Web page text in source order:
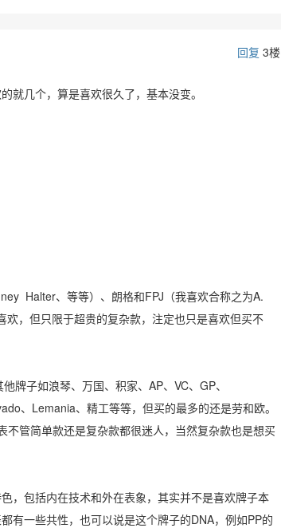
回复 3楼
就几个，算是喜欢很久了，基本没变。
Halter、等等）、朗格和FPJ（我喜欢合称之为A.
，但只限于超贵的复杂款，注定也只是喜欢但买不
牌子如浪琴、万国、积家、AP、VC、GP、
、Lemania、精工等等，但买的最多的还是劳和欧。
不管简单款还是复杂款都很迷人，当然复杂款也是想买
，包括内在技术和外在表象，其实并不是喜欢牌子本
有一些共性，也可以说是这个牌子的DNA，例如PP的